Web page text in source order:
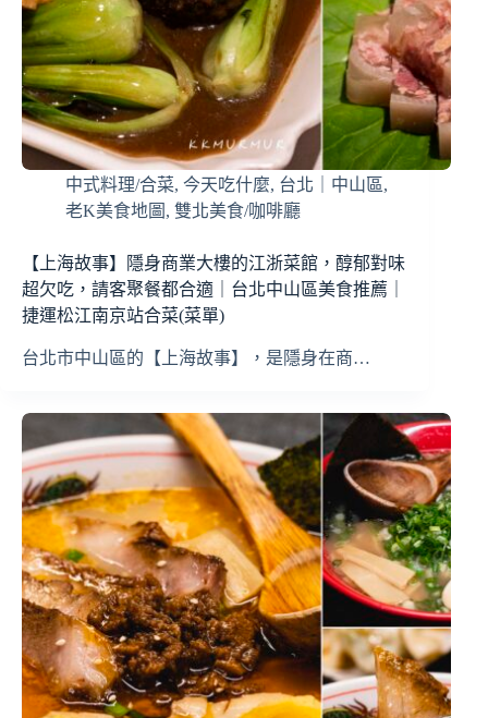
中式料理/合菜, 今天吃什麼, 台北｜中山區,
老K美食地圖 , 雙北美食/咖啡廳
【上海故事】隱身商業大樓的江浙菜館，醇郁對味
超欠吃，請客聚餐都合適｜台北中山區美食推薦｜
捷運松江南京站合菜(菜單)
台北市中山區的【上海故事】，是隱身在商…